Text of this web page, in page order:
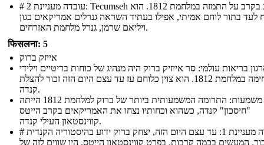
# 2 עובדה מעניינת: Tecumseh נהרג בקרב על התמזה במלחמת 1812. הוא
לעד בתור לוחם אמיתי, אפילו בעתיד השראה גנרלים אמריקאים כגון
ויליאם שרמן, גנרל מלחמת האזרחים.
फिसलना: 5
אייזק ברוק
בריאות עולמי: סר אייזיק ברוק היה מנהיג של כוחות בריטיים וילידי
לחימה במלחמת 1812. הוא צוין כלוחם עז עד עצם היום הזה זכור להצלת
קנדה.
משמעות: התרומה המשמעותית ביותר של ברוק למלחמת 1812 הייתה
"חיסכון" קנדה, כשהוא וכחותיו נצחו את האמריקאים בקרב הייטס
קווינסטאון העילי קנדה.
# עובדה מעניינת 1: עד עצם היום הזה, יצחק ברוק ידוע בהיסטוריה הקנדית
המעשים בכמה קרבות, בפרט קווינסטאון הייטס, היו שווים לזה של